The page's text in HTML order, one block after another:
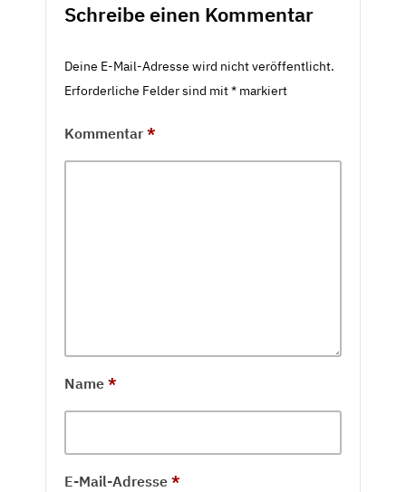
Schreibe einen Kommentar
Deine E-Mail-Adresse wird nicht veröffentlicht.
Erforderliche Felder sind mit* markiert
Kommentar *
Name *
E-Mail-Adresse *